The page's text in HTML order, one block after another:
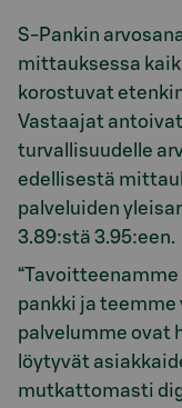
S-Pankin
mittauksessa
korostuvat
Vastaajat
turvallisuudelle
edellisestä
palveluiden
3.89:stä 3.95:een.
pankki ja
palvelumme ovat
löytyvät
mutkattomasti